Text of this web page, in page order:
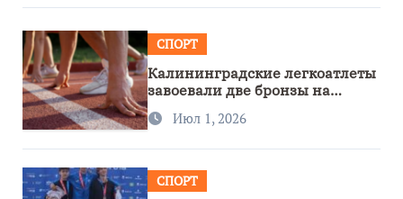
СПОРТ
Калининградские легкоатлеты
завоевали две бронзы на
первенстве России
Июл 1, 2026
СПОРТ